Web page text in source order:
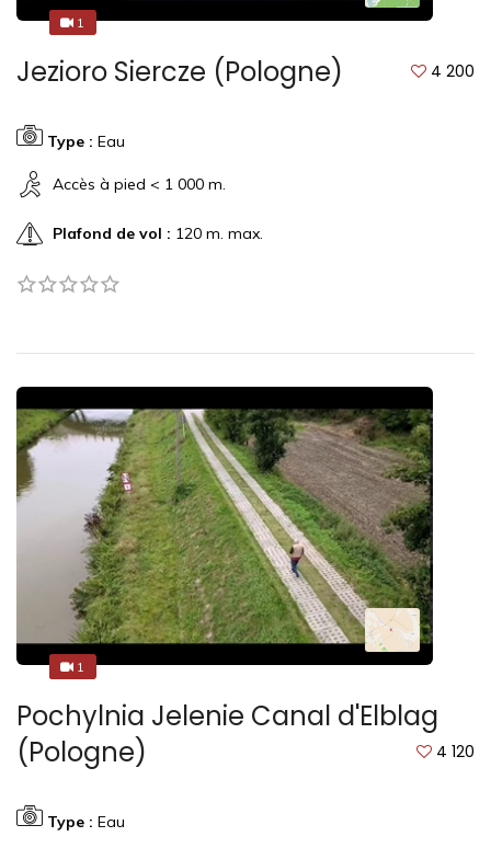
1
1
Jezioro Siercze (Pologne) 4 200
Type : Eau
Accès à pied < 1 000 m.
Plafond de vol : 120 m. max.
11
Pochylnia Jelenie Canal d'Elblag
(Pologne)
4 120
Type : Eau